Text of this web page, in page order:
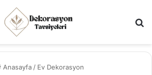
Anasayfa / Ev Dekorasyon